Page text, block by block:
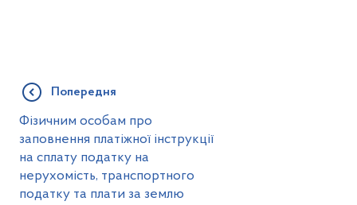
Попередня
Фізичним особам про
заповнення платіжної інструкції
на сплату податку на
нерухомість, транспортного
податку та плати за землю